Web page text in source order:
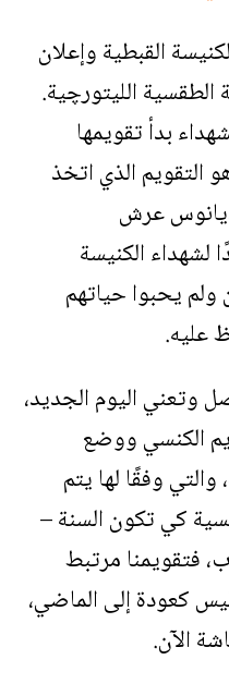
القبطية وإعلان
الطقسية الليتورچية.
بدأ تقويمها
التقويم الذي اتخذ
عرش
لشهداء الكنيسة
ولم يحبوا حياتهم
عليه.
وتعني اليوم الجديد،
الكنسي ووضع
والتي وفقًا لها يتم
كي تكون السنة –
فتقويمنا مرتبط
كعودة إلى الماضي،
الآن.